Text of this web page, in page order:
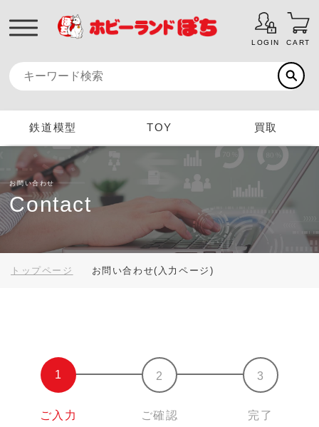
LOGIN CART
鉄道模型 TOY 買取
お問い合わせ
Contact
トップページ お問い合わせ(入力ページ)
ご入力 ご確認 完了